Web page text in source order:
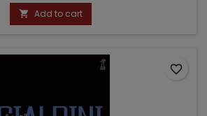
price
 Add to cart
favorite_border